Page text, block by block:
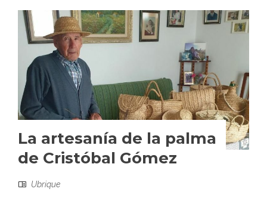
La artesanía de la palma
de Cristóbal Gómez
Ubrique